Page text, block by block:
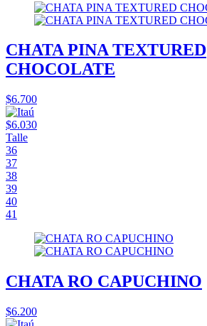
CHATA PINA TEXTURED
CHOCOLATE
$6.700
$6.030
Talle
36
37
38
39
40
41
CHATA RO CAPUCHINO
$6.200